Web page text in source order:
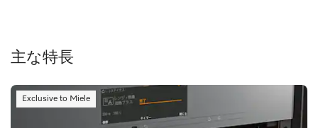
主な特長
Exclusive to Miele